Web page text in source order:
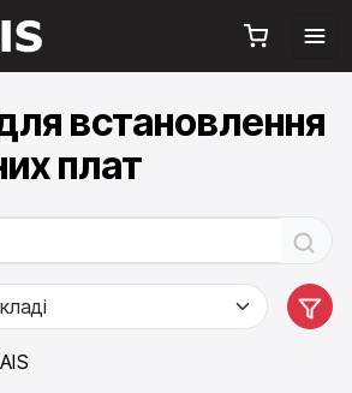
встановлення
плат